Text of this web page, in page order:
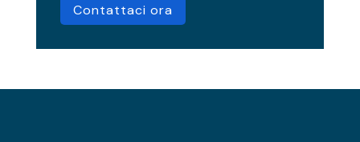
Contattaci ora